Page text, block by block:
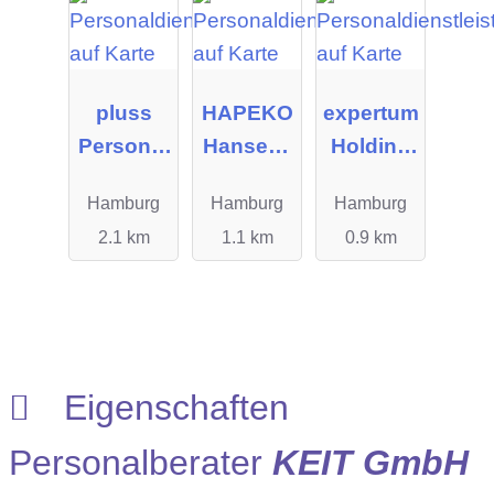
pluss
Personal
ment
GmbH
Hamburg
2.1 km
HAPEKO
Hanseati
Personal
kontor
Hamburg
1.1 km
expertum
Holding
Hamburg
0.9 km
Eigenschaften
Personalberater KEIT GmbH